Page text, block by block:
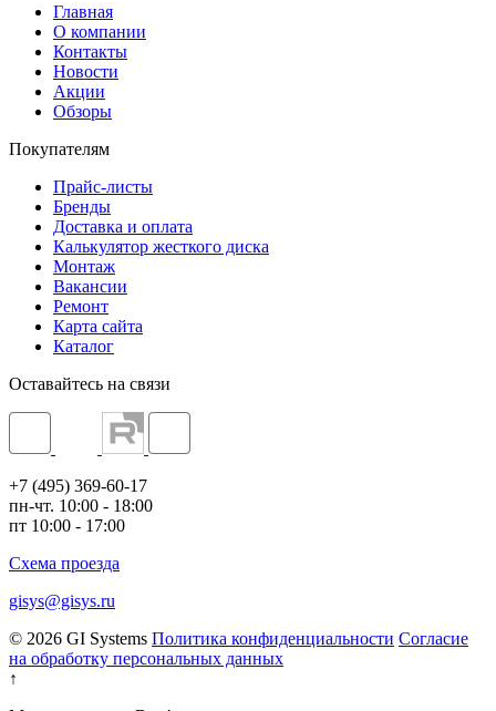
Главная
О компании
Контакты
Новости
Акции
Обзоры
Покупателям
Прайс-листы
Бренды
Доставка и оплата
Калькулятор жесткого диска
Монтаж
Вакансии
Ремонт
Карта сайта
Каталог
Оставайтесь на связи
+7 (495) 369-60-17
пн-чт. 10:00 - 18:00
пт 10:00 - 17:00
Схема проезда
gisys@gisys.ru
© 2026 GI Systems Политика конфиденциальности Согласие
на обработку персональных данных
↑